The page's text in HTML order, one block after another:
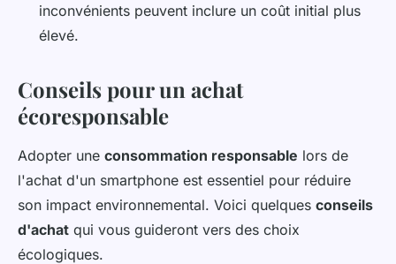
inconvénients peuvent inclure un coût initial plus
élevé.
Conseils pour un achat
écoresponsable
Adopter une consommation responsable lors de
l'achat d'un smartphone est essentiel pour réduire
son impact environnemental. Voici quelques conseils
d'achat qui vous guideront vers des choix
écologiques.